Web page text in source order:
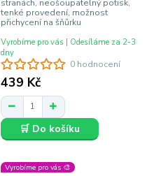
0 hodnocení
stranách, neošoupatelný potisk,
tenké provedení, možnost
přichycení na šňůrku
439 Kč
Vyrobíme pro vás | Odesíláme za 2-3
dny
🛒 Do košíku
Vyrobíme pro vás 🎨